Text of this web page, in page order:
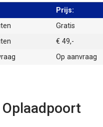
Prijs:
Gratis
€ 49,-
Op aanvraag